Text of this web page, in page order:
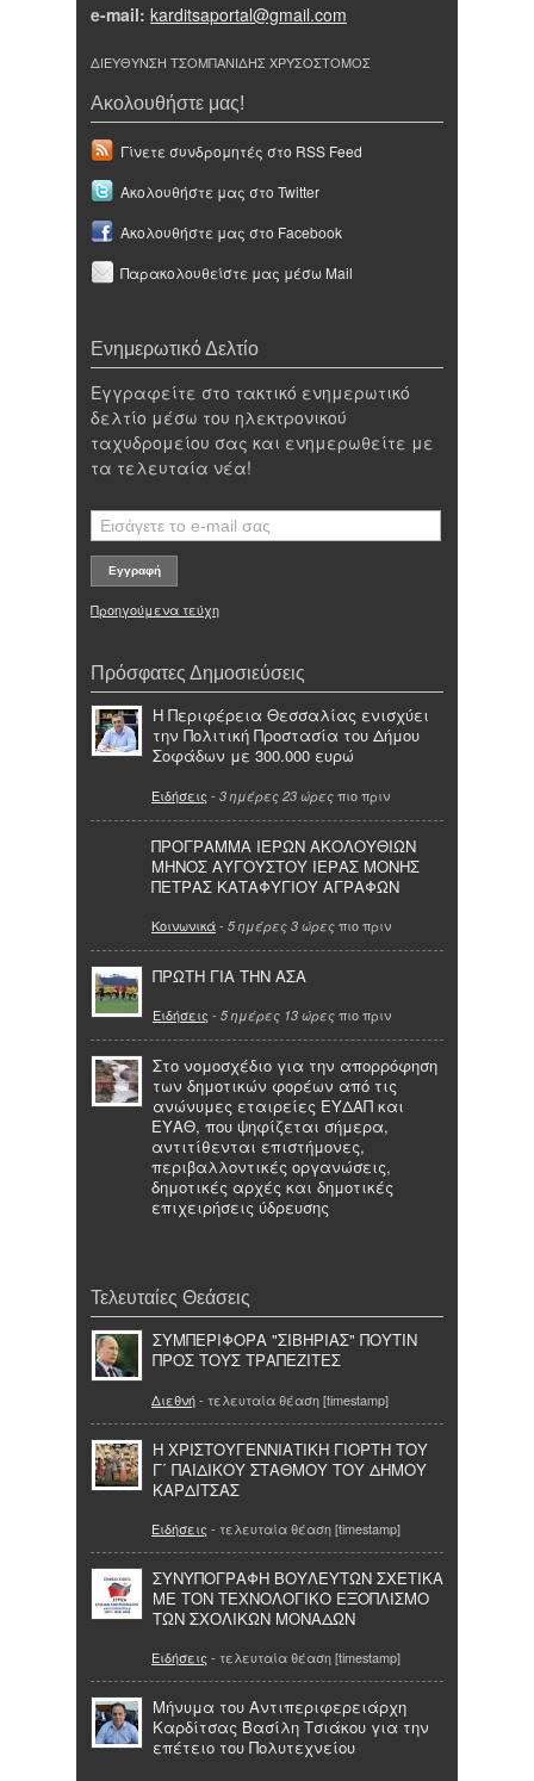
e-mail: karditsaportal@gmail.com
ΔΙΕΥΘΥΝΣΗ ΤΣΟΜΠΑΝΙΔΗΣ ΧΡΥΣΟΣΤΟΜΟΣ
Ακολουθήστε μας!
Γίνετε συνδρομητές στο RSS Feed
Ακολουθήστε μας στο Twitter
Ακολουθήστε μας στο Facebook
Παρακολουθείστε μας μέσω Mail
Ενημερωτικό Δελτίο
Εγγραφείτε στο τακτικό ενημερωτικό
δελτίο μέσω του ηλεκτρονικού
ταχυδρομείου σας και ενημερωθείτε με
τα τελευταία νέα!
Προηγούμενα τεύχη
Πρόσφατες Δημοσιεύσεις
Η Περιφέρεια Θεσσαλίας ενισχύει
την Πολιτική Προστασία του Δήμου
Σοφάδων με 300.000 ευρώ
Ειδήσεις - 3 ημέρες 23 ώρες πιο πριν
ΠΡΟΓΡΑΜΜΑ ΙΕΡΩΝ ΑΚΟΛΟΥΘΙΩΝ
ΜΗΝΟΣ ΑΥΓΟΥΣΤΟΥ ΙΕΡΑΣ ΜΟΝΗΣ
ΠΕΤΡΑΣ ΚΑΤΑΦΥΓΙΟΥ ΑΓΡΑΦΩΝ
Κοινωνικά- 5 ημέρες 3 ώρες πιο πριν
ΠΡΩΤΗ ΓΙΑ ΤΗΝ ΑΣΑ
Ειδήσεις - 5 ημέρες 13 ώρες πιο πριν
Στο νομοσχέδιο για την απορρόφηση
των δημοτικών φορέων από τις
ανώνυμες εταιρείες ΕΥΔΑΠ και
ΕΥΑΘ, που ψηφίζεται σήμερα,
αντιτίθενται επιστήμονες,
περιβαλλοντικές οργανώσεις,
δημοτικές αρχές και δημοτικές
επιχειρήσεις ύδρευσης
Τελευταίες Θεάσεις
ΣΥΜΠΕΡΙΦΟΡΑ "ΣΙΒΗΡΙΑΣ" ΠΟΥΤΙΝ
ΠΡΟΣ ΤΟΥΣ ΤΡΑΠΕΖΙΤΕΣ
Διεθνή- τελευταία θέαση [timestamp]
Η ΧΡΙΣΤΟΥΓΕΝΝΙΑΤΙΚΗ ΓΙΟΡΤΗ ΤΟΥ
Γ΄ ΠΑΙΔΙΚΟΥ ΣΤΑΘΜΟΥ ΤΟΥ ΔΗΜΟΥ
ΚΑΡΔΙΤΣΑΣ
Ειδήσεις - τελευταία θέαση [timestamp]
ΣΥΝΥΠΟΓΡΑΦΗ ΒΟΥΛΕΥΤΩΝ ΣΧΕΤΙΚΑ
ΜΕ ΤΟΝ ΤΕΧΝΟΛΟΓΙΚΟ ΕΞΟΠΛΙΣΜΟ
ΤΩΝ ΣΧΟΛΙΚΩΝ ΜΟΝΑΔΩΝ
Ειδήσεις - τελευταία θέαση [timestamp]
Μήνυμα του Αντιπεριφερειάρχη
Καρδίτσας Βασίλη Τσιάκου για την
επέτειο του Πολυτεχνείου